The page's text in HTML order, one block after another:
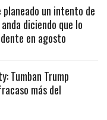
un intento de
diciendo que lo
en agosto
Tumban Trump
más del